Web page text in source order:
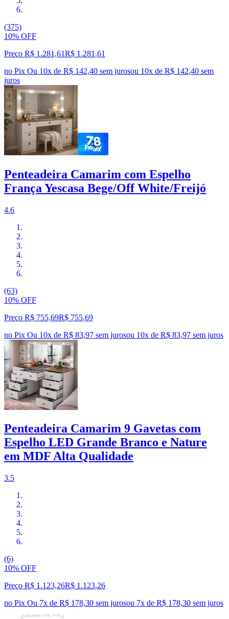
(375)
10% OFF
Preço R$ 1.281,61R$ 1.281 ,61
no Pix Ou 10x de R$ 142,40 sem jurosou 10x de R$ 142,40 sem
juros
Penteadeira Camarim com Espelho
França Yescasa Bege/Off White/Freijó
4.6
(63)
10% OFF
Preço R$ 755,69R$ 755,69
no Pix Ou 10x de R$ 83,97 sem jurosou 10x de R$ 83,97 sem juros
Penteadeira Camarim 9 Gavetas com
Espelho LED Grande Branco e Nature
em MDF Alta Qualidade
3.5
(6)
10% OFF
Preço R$ 1.123,26R$ 1.123,26
no Pix Ou 7x de R$ 178,30 sem jurosou 7x de R$ 178,30 sem juros